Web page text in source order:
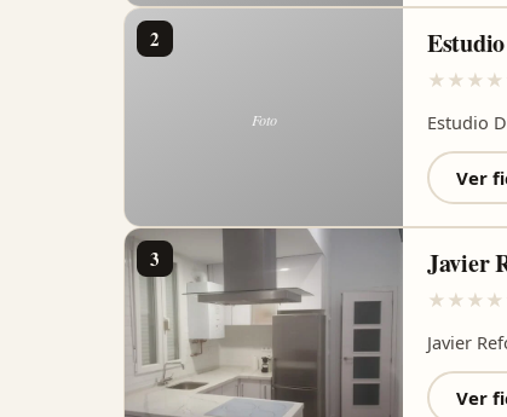
2
★ ★ ★ ★
Estudio
Ver
3 Javier
★ ★ ★ ★
Javier
Ver